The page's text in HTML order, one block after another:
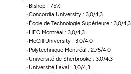
Bishop : 75%
Concordia University : 3,0/4,3
École de Technologie Supérieure : 3,0/4,3
HEC Montréal : 3,0/4,3
McGill University : 3,0/4,0
Polytechnique Montréal : 2,75/4,0
Université de Sherbrooke : 3,0/4,3
Université Laval : 3,0/4,3